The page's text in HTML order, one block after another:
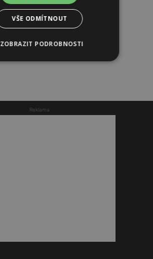
Reklama
VŠE ODMÍTNOUT
ZOBRAZIT PODROBNOSTI